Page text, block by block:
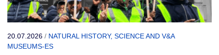
20.07.2026 / NATURAL HISTORY, SCIENCE AND V&A
MUSEUMS-ES